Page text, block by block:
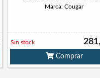
Marca: Cougar
Sin stock
Comprar